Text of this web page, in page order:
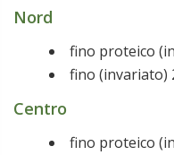
Nord
fino proteico
fino (invariato)
Centro
fino proteico